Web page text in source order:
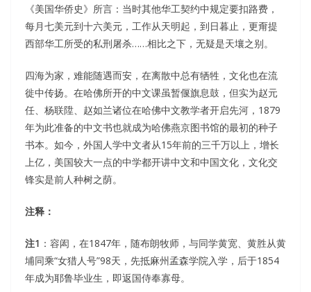
《美国华侨史》所言：当时其他华工契约中规定要扣路费，
每月七美元到十六美元，工作从天明起，到日暮止，更甭提
西部华工所受的私刑屠杀……相比之下，无疑是天壤之别。
四海为家，难能随遇而安，在离散中总有牺牲，文化也在流
徙中传扬。在哈佛所开的中文课虽暂偃旗息鼓，但实为赵元
任、杨联陞、赵如兰诸位在哈佛中文教学者开启先河，1879
年为此准备的中文书也就成为哈佛燕京图书馆的最初的种子
书本。如今，外国人学中文者从15年前的三千万以上，增长
上亿，美国较大一点的中学都开讲中文和中国文化，文化交
锋实是前人种树之荫。
注释：
注1 ：容闳，在1847年，随布朗牧师，与同学黄宽、黄胜从黄
埔同乘“女猎人号”98天，先抵麻州孟森学院入学，后于1854
年成为耶鲁毕业生，即返国侍奉寡母。